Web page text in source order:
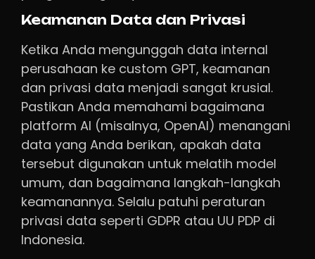
Keamanan Data dan Privasi
Ketika Anda mengunggah data internal
perusahaan ke custom GPT, keamanan
dan privasi data menjadi sangat krusial.
Pastikan Anda memahami bagaimana
platform AI (misalnya, OpenAI) menangani
data yang Anda berikan, apakah data
tersebut digunakan untuk melatih model
umum, dan bagaimana langkah-langkah
keamanannya. Selalu patuhi peraturan
privasi data seperti GDPR atau UU PDP di
Indonesia.